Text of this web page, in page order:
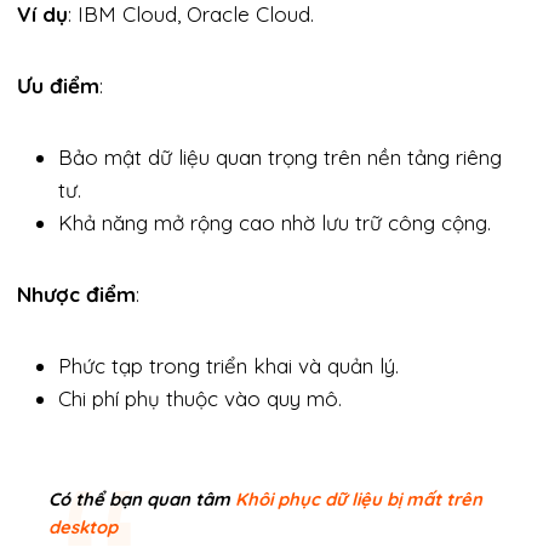
Ví dụ: IBM Cloud, Oracle Cloud.
Ưu điểm:
Bảo mật dữ liệu quan trọng trên nền tảng riêng
tư.
Khả năng mở rộng cao nhờ lưu trữ công cộng.
Nhược điểm:
Phức tạp trong triển khai và quản lý.
Chi phí phụ thuộc vào quy mô.
Có thể bạn quan tâm Khôi phục dữ liệu bị mất trên
desktop